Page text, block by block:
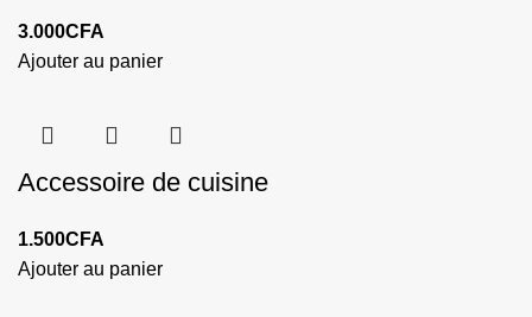
3.000CFA
Ajouter au panier
Accessoire de cuisine
1.500CFA
Ajouter au panier